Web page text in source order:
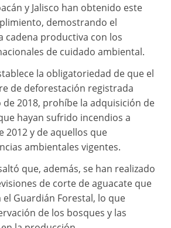
y Jalisco han obtenido este
demostrando el
cadena productiva con los
de cuidado ambiental.
la obligatoriedad de que el
de deforestación registrada
2018, prohíbe la adquisición de
hayan sufrido incendios a
2012 y de aquellos que
ambientales vigentes.
que, además, se han realizado
de corte de aguacate que
Guardián Forestal, lo que
de los bosques y las